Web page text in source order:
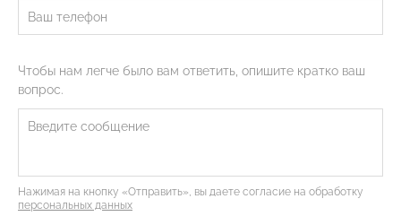
Чтобы нам легче было вам ответить, опишите кратко ваш
вопрос.
Нажимая на кнопку «Отправить», вы даете согласие на обработку
персональных данных